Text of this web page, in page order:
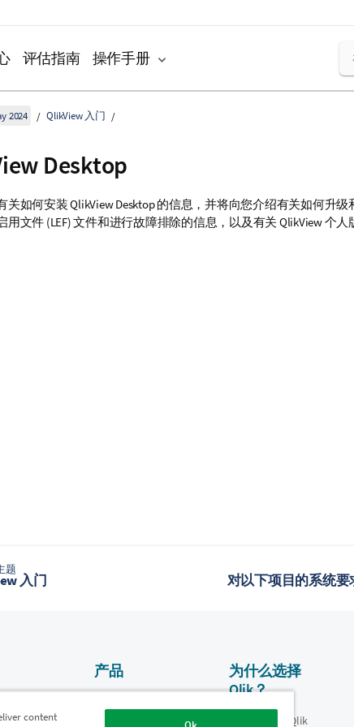
评估指南 操作手册
2024 QlikView 入门
Desktop
关如何安装QlikView Desktop的信息，并将向您介绍有关如何升级
用文件 (LEF) 文件和进行故障排除的信息，以及有关 QlikView个人
题
入门 对以下项目的系统要
产品
为什么选择
Qlik？
为什么选择 Qlik
content